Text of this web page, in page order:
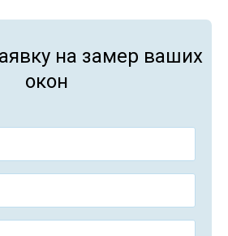
на замер ваших
окон